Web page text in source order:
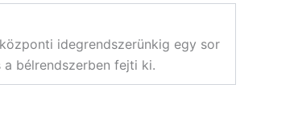
idegrendszerünkig egy sor
bélrendszerben fejti ki.